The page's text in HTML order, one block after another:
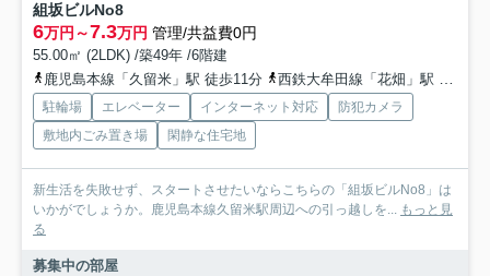
組坂ビルNo8
6万円～7.3万円 管理/共益費0円
55.00㎡ (2LDK) /築49年 /6階建
鹿児島本線「久留米」駅 徒歩11分
西鉄大牟田線「花畑」駅 徒歩31分
駐輪場 エレベーター インターネット対応
防犯カメラ
敷地内ごみ置き場
閑静な住宅地
新生活を失敗せず、スタートさせたいならこちらの「組坂ビルNo8」は
いかがでしょうか。鹿児島本線久留米駅周辺への引っ越しを... もっと見
る
募集中の部屋